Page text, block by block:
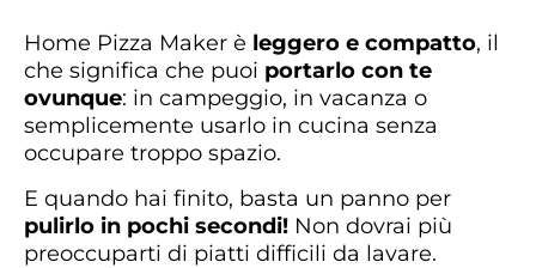
Home Pizza Maker è leggero e compatto, il
che significa che puoi portarlo con te
ovunque: in campeggio, in vacanza o
semplicemente usarlo in cucina senza
occupare troppo spazio.
E quando hai finito, basta un panno per
pulirlo in pochi secondi! Non dovrai più
preoccuparti di piatti difficili da lavare.